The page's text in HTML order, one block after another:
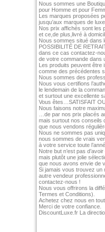
Nous sommes une
pour Homme et pour
Les marques proposées
jusqu’aux marques de
Nos prix affichés sont les
et ce,de plus,livré à
Nous sommes situé dans
POSSIBILITÉ DE
dans ce cas contactez-
de votre commande dans
Les produits peuvent
comme des précédentes
Nous sommes des
Nous vous certifions
le lendemain de la
et surtout une excellente
Vous êtes…SATISFAIT
Nous faisons notre
…de par nos prix placés
mais surtout nos conseils
que nous vendons
Nous ne sommes pas
nous sommes de vrais
à votre service toute
Notre but n’est pas
mais plutôt une jolie
que nous avons envie de
Si jamais vous trouvez un
autre vendeur
contactez-nous !
Nous vous offrirons la
Termes et Conditions).
Achetez chez nous en
Merci de votre confiance.
DiscountLuxe.fr La